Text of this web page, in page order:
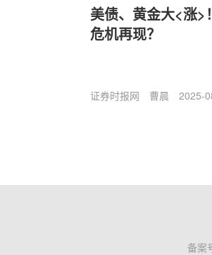
美债、黄金大<涨>
危机再现？
证券时报网 曹晨 2025-
备案